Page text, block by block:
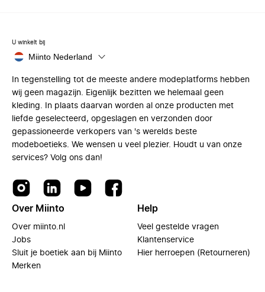
U winkelt bij
Miinto Nederland
In tegenstelling tot de meeste andere modeplatforms hebben
wij geen magazijn. Eigenlijk bezitten we helemaal geen
kleding. In plaats daarvan worden al onze producten met
liefde geselecteerd, opgeslagen en verzonden door
gepassioneerde verkopers van 's werelds beste
modeboetieks. We wensen u veel plezier. Houdt u van onze
services? Volg ons dan!
Over Miinto
Over miinto.nl
Jobs
Sluit je boetiek aan bij Miinto
Merken
Help
Veel gestelde vragen
Klantenservice
Hier herroepen (Retourneren)